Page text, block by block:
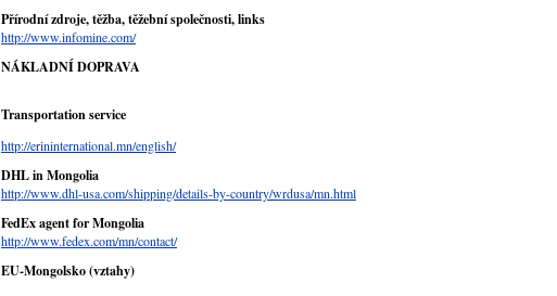
Přírodní zdroje, těžba, těžební společnosti, links
http://www.infomine.com/
NÁKLADNÍ DOPRAVA
Transportation service
http://erininternational.mn/english/
DHL in Mongolia
http://www.dhl-usa.com/shipping/details-by-country/wrdusa/mn.html
FedEx agent for Mongolia
http://www.fedex.com/mn/contact/
EU-Mongolsko (vztahy)